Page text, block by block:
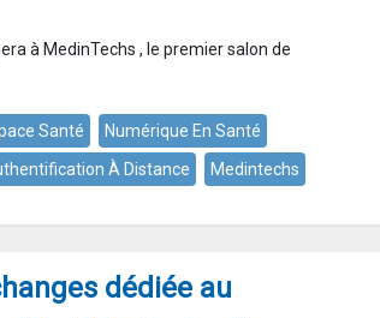
à MedinTechs , le premier salon de
Santé
Numérique En Santé
À Distance Medintechs
dédiée au